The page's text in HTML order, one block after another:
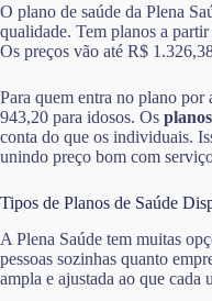
O plano de saúde da Plena
qualidade. Tem planos a
Os preços vão até R$
Para quem entra no plano por
943,20 para idosos. Os
conta do que os individuais.
unindo preço bom com
Tipos de Planos de Saúde
A Plena Saúde tem muitas
pessoas sozinhas quanto
ampla e ajustada ao que cada